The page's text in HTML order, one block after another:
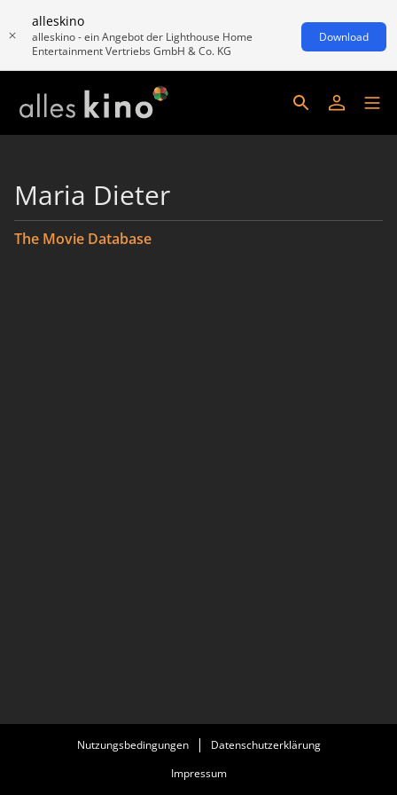
alleskino
alleskino - ein Angebot der Lighthouse Home
Entertainment Vertriebs GmbH & Co. KG
Download
Maria Dieter
The Movie Database
Nutzungsbedingungen
Datenschutzerklärung
Impressum